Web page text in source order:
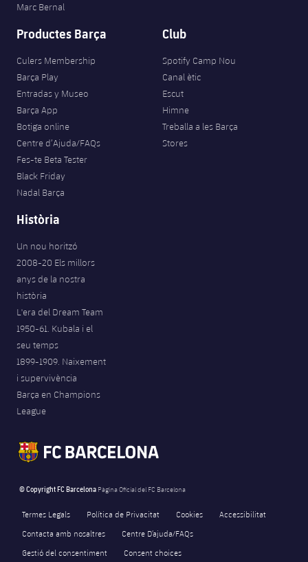
Marc Bernal
Productes Barça
Culers Membership
Barça Play
Entradas y Museo
Barça App
Botiga online
Centre d’Ajuda/FAQs
Fes-te Beta Tester
Black Friday
Nadal Barça
Club
Spotify Camp Nou
Canal ètic
Escut
Himne
Treballa a les Barça
Stores
Història
Un nou horitzó
2008-20 Els millors
anys de la nostra
història
L'era del Dream Team
1950-61. Kubala i el
seu temps
1899-1909. Naixement
i supervivència
Barça en Champions
League
© Copyright FC Barcelona Pàgina Oficial del FC Barcelona
Termes Legals Política de Privacitat Cookies
Accessibilitat
Contacta amb nosaltres
Centre D’ajuda/FAQs
Gestió del consentiment
Consent choices